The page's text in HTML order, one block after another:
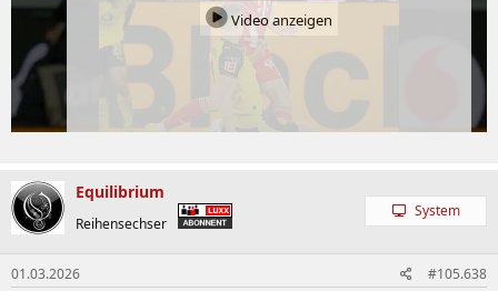
Video anzeigen
Equilibrium
Reihensechser
System
01.03.2026 #105.638